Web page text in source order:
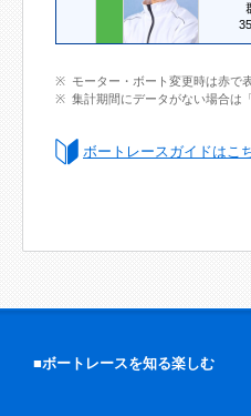
モーター・ボート変更時は赤で
集計期間にデータがない場合は
ボートレースガイドはこ
■ボートレースを知る楽しむ